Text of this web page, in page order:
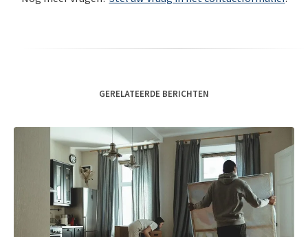
GERELATEERDE BERICHTEN